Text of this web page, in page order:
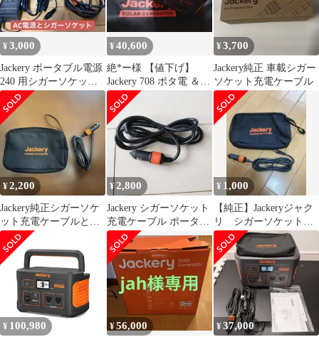
¥3,000
Jackery ポータブル電源
240 用シガーソケット
とAC電源セット
¥40,600
絶*ー様 【値下げ】
Jackery 708 ポタ電 ＆
ソーラーパネル セット
¥3,700
Jackery純正 車載シガー
ソケット充電ケーブル
¥2,200
Jackery純正シガーソケ
ット充電ケーブルとケ
ース
¥2,800
Jackery シガーソケット
充電ケーブル ポータブ
ル電源 240 付属品
¥ 1,000
【純正】Jackeryジャク
リ シガーソケット充
電ケーブル
¥ 100,980 ¥56,000 ¥37,000